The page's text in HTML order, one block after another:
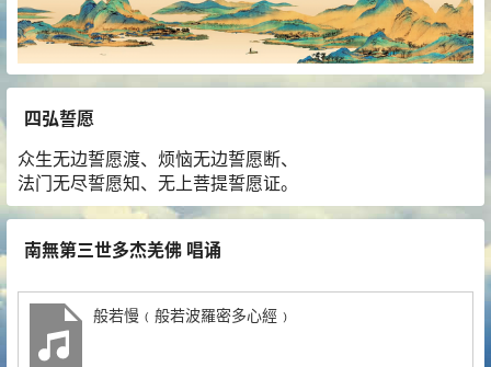
四弘誓愿
众生无边誓愿渡、烦恼无边誓愿断、
法门无尽誓愿知、无上菩提誓愿证。
南無第三世多杰羌佛 唱诵
般若慢﹙般若波羅密多心經﹚